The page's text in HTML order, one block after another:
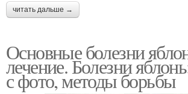
читать дальше →
Основные болезни
лечение. Болезни
с фото, методы борьбы